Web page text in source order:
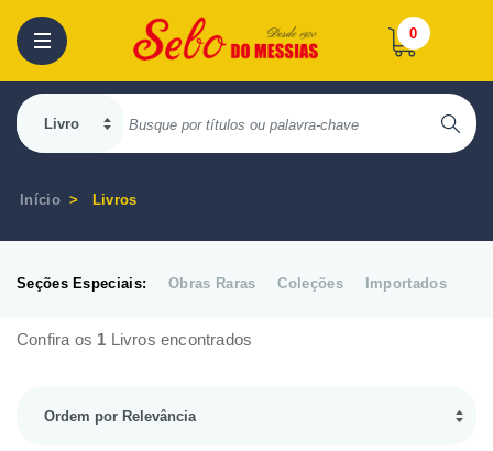
0
Início Livros
Seções Especiais: Obras Raras Coleções Importados
Confira os 1 Livros encontrados